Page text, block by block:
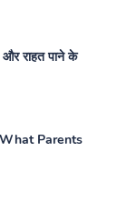
और राहत पाने के
Parents